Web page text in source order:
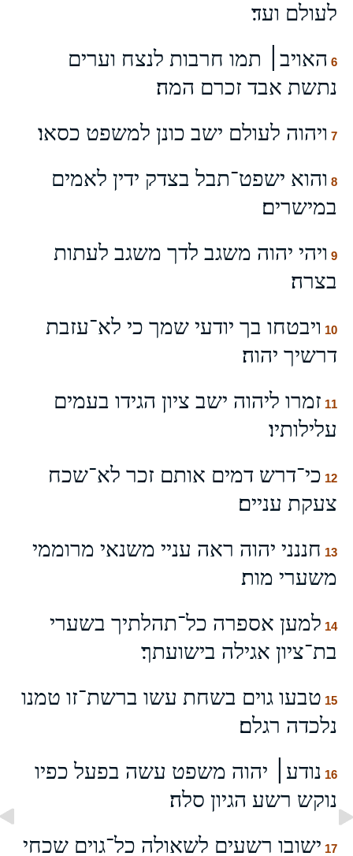
לעולם ועד׃
6 האויב׀ תמו חרבות לנצח וערים
נתשת אבד זכרם המה׃
7 ויהוה לעולם ישב כונן למשפט כסאו׃
8 והוא ישפט־תבל בצדק ידין לאמים
במישרים׃
9 ויהי יהוה משגב לדך משגב לעתות
בצרה׃
10 ויבטחו בך יודעי שמך כי לא־עזבת
דרשיך יהוה׃
11 זמרו ליהוה ישב ציון הגידו בעמים
עלילותיו׃
12 כי־דרש דמים אותם זכר לא־שכח
צעקת עניים׃
13 חננני יהוה ראה עניי משנאי מרוממי
משערי מות׃
14 למען אספרה כל־תהלתיך בשערי
בת־ציון אגילה בישועתך׃
15 טבעו גוים בשחת עשו ברשת־זו טמנו
נלכדה רגלם׃
16 נודע׀ יהוה משפט עשה בפעל כפיו
נוקש רשע הגיון סלה׃
17 ישובו רשעים לשאולה כל־גוים שכחי